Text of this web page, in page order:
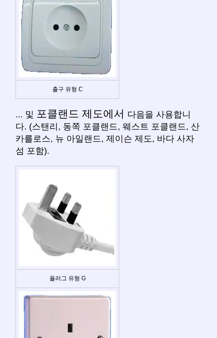
출구 유형 C
... 및 포클랜드 제도에서 다음을 사용합니
다. (스탠리, 동쪽 포클랜드, 웨스트 포클랜드, 산
카를로스, 뉴 아일랜드, 제이슨 제도, 바다 사자
섬 포함).
플러그 유형 G